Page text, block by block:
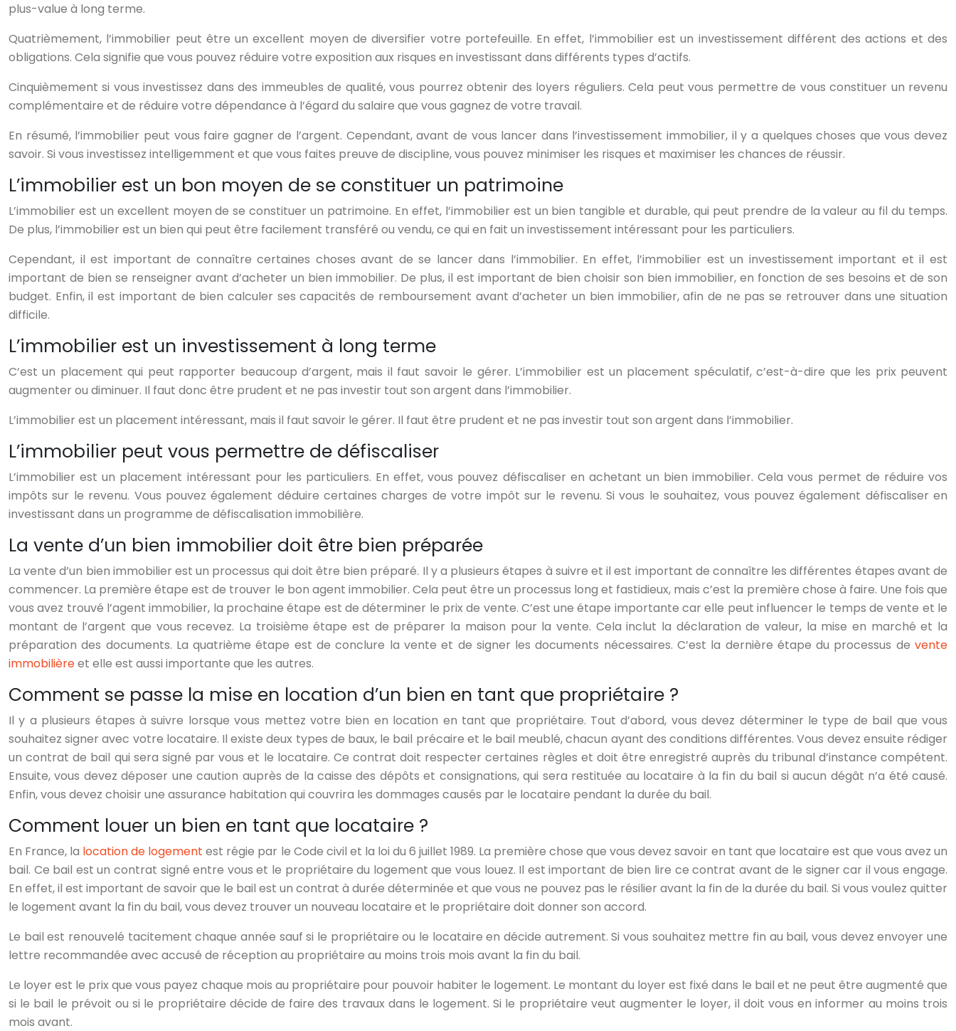
plus-value à long terme.
Quatrièmement, l’immobilier peut être un excellent moyen de diversifier votre portefeuille. En effet, l’immobilier est un investissement différent des actions et des
obligations. Cela signifie que vous pouvez réduire votre exposition aux risques en investissant dans différents types d’actifs.
Cinquièmement si vous investissez dans des immeubles de qualité, vous pourrez obtenir des loyers réguliers. Cela peut vous permettre de vous constituer un revenu
complémentaire et de réduire votre dépendance à l’égard du salaire que vous gagnez de votre travail.
En résumé, l’immobilier peut vous faire gagner de l’argent. Cependant, avant de vous lancer dans l’investissement immobilier, il y a quelques choses que vous devez
savoir. Si vous investissez intelligemment et que vous faites preuve de discipline, vous pouvez minimiser les risques et maximiser les chances de réussir.
L’immobilier est un bon moyen de se constituer un patrimoine
L’immobilier est un excellent moyen de se constituer un patrimoine. En effet, l’immobilier est un bien tangible et durable, qui peut prendre de la valeur au fil du temps.
De plus, l’immobilier est un bien qui peut être facilement transféré ou vendu, ce qui en fait un investissement intéressant pour les particuliers.
Cependant, il est important de connaître certaines choses avant de se lancer dans l’immobilier. En effet, l’immobilier est un investissement important et il est
important de bien se renseigner avant d’acheter un bien immobilier. De plus, il est important de bien choisir son bien immobilier, en fonction de ses besoins et de son
budget. Enfin, il est important de bien calculer ses capacités de remboursement avant d’acheter un bien immobilier, afin de ne pas se retrouver dans une situation
difficile.
L’immobilier est un investissement à long terme
C’est un placement qui peut rapporter beaucoup d’argent, mais il faut savoir le gérer. L’immobilier est un placement spéculatif, c’est-à-dire que les prix peuvent
augmenter ou diminuer. Il faut donc être prudent et ne pas investir tout son argent dans l’immobilier.
L’immobilier est un placement intéressant, mais il faut savoir le gérer. Il faut être prudent et ne pas investir tout son argent dans l’immobilier.
L’immobilier peut vous permettre de défiscaliser
L’immobilier est un placement intéressant pour les particuliers. En effet, vous pouvez défiscaliser en achetant un bien immobilier. Cela vous permet de réduire vos
impôts sur le revenu. Vous pouvez également déduire certaines charges de votre impôt sur le revenu. Si vous le souhaitez, vous pouvez également défiscaliser en
investissant dans un programme de défiscalisation immobilière.
La vente d’un bien immobilier doit être bien préparée
La vente d’un bien immobilier est un processus qui doit être bien préparé. Il y a plusieurs étapes à suivre et il est important de connaître les différentes étapes avant de
commencer. La première étape est de trouver le bon agent immobilier. Cela peut être un processus long et fastidieux, mais c’est la première chose à faire. Une fois que
vous avez trouvé l’agent immobilier, la prochaine étape est de déterminer le prix de vente. C’est une étape importante car elle peut influencer le temps de vente et le
montant de l’argent que vous recevez. La troisième étape est de préparer la maison pour la vente. Cela inclut la déclaration de valeur, la mise en marché et la
préparation des documents. La quatrième étape est de conclure la vente et de signer les documents nécessaires. C’est la dernière étape du processus de vente
immobilièreet elle est aussi importante que les autres.
Comment se passe la mise en location d’un bien en tant que propriétaire ?
Il y a plusieurs étapes à suivre lorsque vous mettez votre bien en location en tant que propriétaire. Tout d’abord, vous devez déterminer le type de bail que vous
souhaitez signer avec votre locataire. Il existe deux types de baux, le bail précaire et le bail meublé, chacun ayant des conditions différentes. Vous devez ensuite rédiger
un contrat de bail qui sera signé par vous et le locataire. Ce contrat doit respecter certaines règles et doit être enregistré auprès du tribunal d’instance compétent.
Ensuite, vous devez déposer une caution auprès de la caisse des dépôts et consignations, qui sera restituée au locataire à la fin du bail si aucun dégât n’a été causé.
Enfin, vous devez choisir une assurance habitation qui couvrira les dommages causés par le locataire pendant la durée du bail.
Comment louer un bien en tant que locataire ?
En France, la location de logement est régie par le Code civil et la loi du 6 juillet 1989. La première chose que vous devez savoir en tant que locataire est que vous avez un
bail. Ce bail est un contrat signé entre vous et le propriétaire du logement que vous louez. Il est important de bien lire ce contrat avant de le signer car il vous engage.
En effet, il est important de savoir que le bail est un contrat à durée déterminée et que vous ne pouvez pas le résilier avant la fin de la durée du bail. Si vous voulez quitter
le logement avant la fin du bail, vous devez trouver un nouveau locataire et le propriétaire doit donner son accord.
Le bail est renouvelé tacitement chaque année sauf si le propriétaire ou le locataire en décide autrement. Si vous souhaitez mettre fin au bail, vous devez envoyer une
lettre recommandée avec accusé de réception au propriétaire au moins trois mois avant la fin du bail.
Le loyer est le prix que vous payez chaque mois au propriétaire pour pouvoir habiter le logement. Le montant du loyer est fixé dans le bail et ne peut être augmenté que
si le bail le prévoit ou si le propriétaire décide de faire des travaux dans le logement. Si le propriétaire veut augmenter le loyer, il doit vous en informer au moins trois
mois avant.